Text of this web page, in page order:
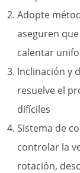
Adopte
aseguren
calentar
Inclinación y
resuelve el
difíciles
Sistema de
controlar la
rotación,